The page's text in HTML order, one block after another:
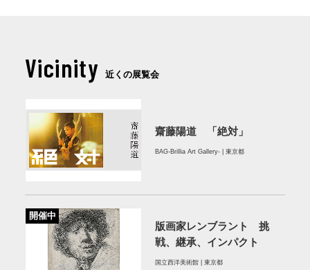
Vicinity 近くの展覧会
齋藤陽道 「絶対」
BAG-Brillia Art Gallery- | 東京都
開催中
版画家レンブラント 挑
戦、継承、インパクト
国立西洋美術館 | 東京都